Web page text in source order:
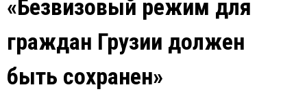
«Безвизовый режим для
граждан Грузии должен
быть сохранен»